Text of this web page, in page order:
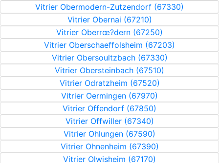
Vitrier Obermodern-Zutzendorf (67330)
Vitrier Obernai (67210)
Vitrier Oberrœ?dern (67250)
Vitrier Oberschaeffolsheim (67203)
Vitrier Obersoultzbach (67330)
Vitrier Obersteinbach (67510)
Vitrier Odratzheim (67520)
Vitrier Oermingen (67970)
Vitrier Offendorf (67850)
Vitrier Offwiller (67340)
Vitrier Ohlungen (67590)
Vitrier Ohnenheim (67390)
Vitrier Olwisheim (67170)